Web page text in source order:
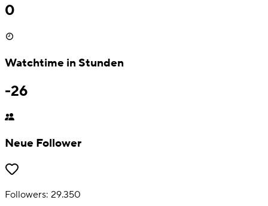
0
Watchtime in Stunden
-26
Neue Follower
Followers: 29.350